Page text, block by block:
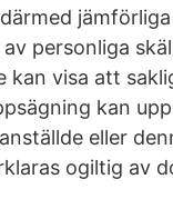
personliga
kan visa att
kan
eller
ogiltig av